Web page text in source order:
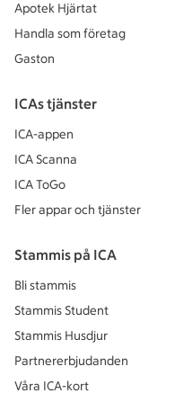
Apotek Hjärtat
Handla som företag
Gaston
ICAs tjänster
ICA-appen
ICA Scanna
ICA ToGo
Fler appar och tjänster
Stammis på ICA
Bli stammis
Stammis Student
Stammis Husdjur
Partnererbjudanden
Våra ICA-kort